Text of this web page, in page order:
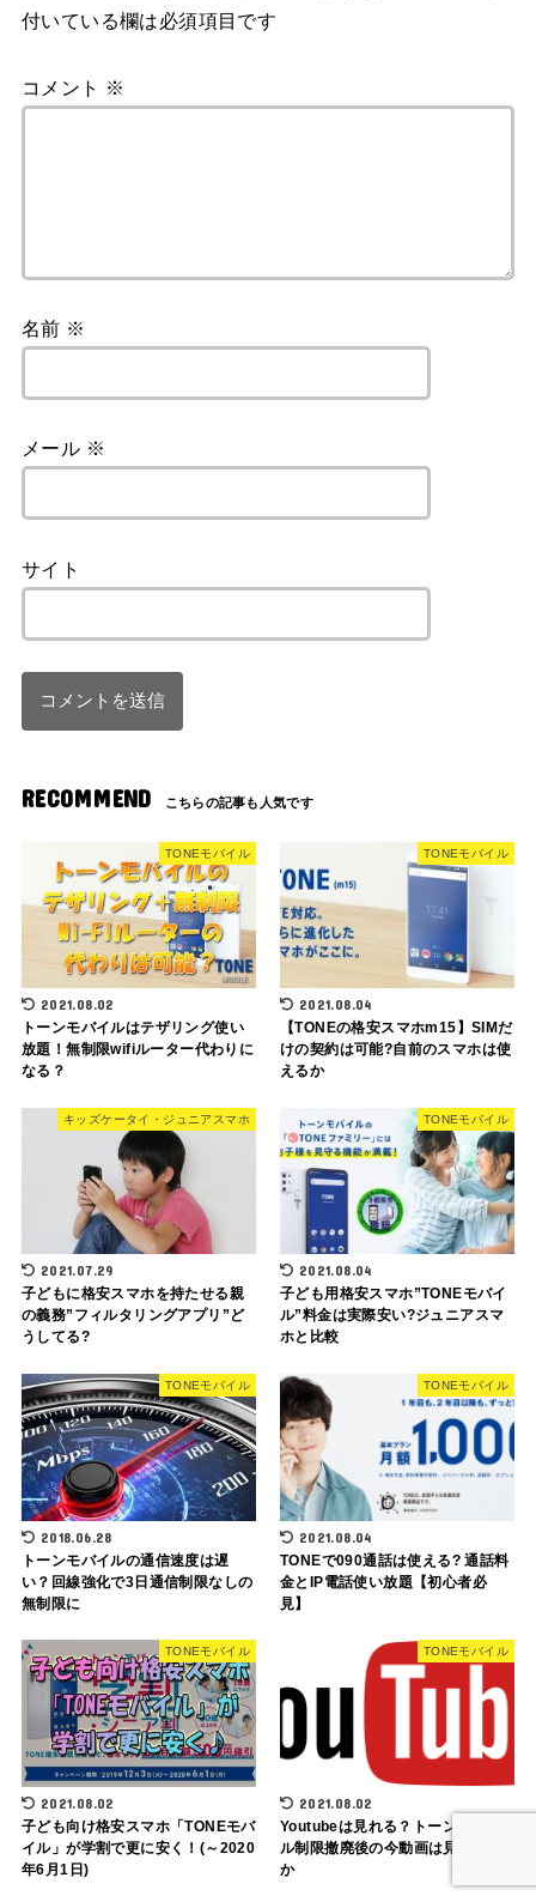
付いている欄は必須項目です
コメント ※
名前 ※
メール ※
サイト
RECOMMEND
TONEモバイル
2021.08.02
トーンモバイルはテザリング使い
放題！無制限wifiルーター代わりに
なる？
TONEモバイル
2021.08.04
【TONEの格安スマホm15】SIMだ
けの契約は可能?自前のスマホは使
えるか
キッズケータイ・ジュニアスマホ
2021.07.29
子どもに格安スマホを持たせる親
の義務”フィルタリングアプリ”ど
うしてる?
TONEモバイル
2021.08.04
子ども用格安スマホ”TONEモバイ
ル”料金は実際安い?ジュニアスマ
ホと比較
TONEモバイル
2018.06.28
トーンモバイルの通信速度は遅
い？回線強化で3日通信制限なしの
無制限に
TONEモバイル
2021.08.04
TONEで090通話は使える? 通話料
金とIP電話使い放題【初心者必
見】
TONEモバイル
2021.08.02
子ども向け格安スマホ「TONEモバ
イル」が学割で更に安く！(～2020
年6月1日)
TONEモバイル
2021.08.02
Youtubeは見れる？トーンモバイ
ル制限撤廃後の今動画は見れるの
か